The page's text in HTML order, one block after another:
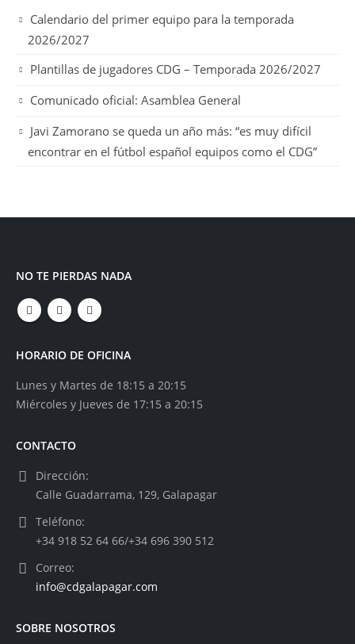
Calendario del primer equipo para la temporada
2026/2027
Plantillas de jugadores CDG – Temporada 2026/2027
Comunicado oficial: Asamblea General
Javi Zamorano se queda un año más: “es muy difícil
encontrar en el fútbol español equipos como el CDG”
NO TE PIERDAS NADA
HORARIO DE OFICINA
Lunes y Martes de 18:15 a 20:15
Miércoles y Jueves de 17:15 a 20:15
CONTACTO
Dirección:
Calle Guadarrama, 129, Galapagar
Teléfono:
+34 918 52 64 66/+34 696 390 512
Correo:
info@cdgalapagar.com
SOBRE NOSOTROS